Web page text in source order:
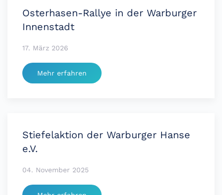
Osterhasen-Rallye in der Warburger
Innenstadt
17. März 2026
Mehr erfahren
Stiefelaktion der Warburger Hanse
e.V.
04. November 2025